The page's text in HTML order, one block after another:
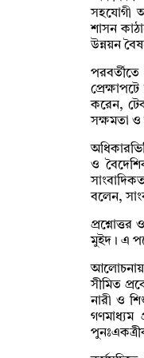
সহযোগী
শাসন
উন্নয়ন
করেন,
সক্ষমতা
ও
বলেন,
মুইদ। এ
আলোচনায়
সীমিত
নারী ও
গণমাধ্যম